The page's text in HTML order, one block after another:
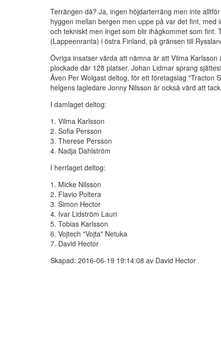
Terrängen då? Ja, ingen höjdarterräng men inte
hyggen mellan bergen men uppe på var det fint,
och tekniskt men inget som blir ihågkommet som
(Lappeenranta) i östra Finland, på gränsen till
Övriga insatser värda att nämna är att Vilma
plockade där 128 platser. Johan Lidmar sprang
Även Per Wolgast deltog, för ett företagslag "Tracton
helgens lagledare Jonny Nilsson är också värd att
I damlaget deltog:
1. Vilma Karlsson
2. Sofia Persson
3. Therese Persson
4. Nadja Dahlström
I herrlaget deltog:
1. Micke Nilsson
2. Flavio Poltera
3. Simon Hector
4. Ivar Lidström Lauri
5. Tobias Karlsson
6. Vojtech "Vojta" Netuka
7. David Hector
Skapad: 2016-06-19 19:14:08 av David Hector